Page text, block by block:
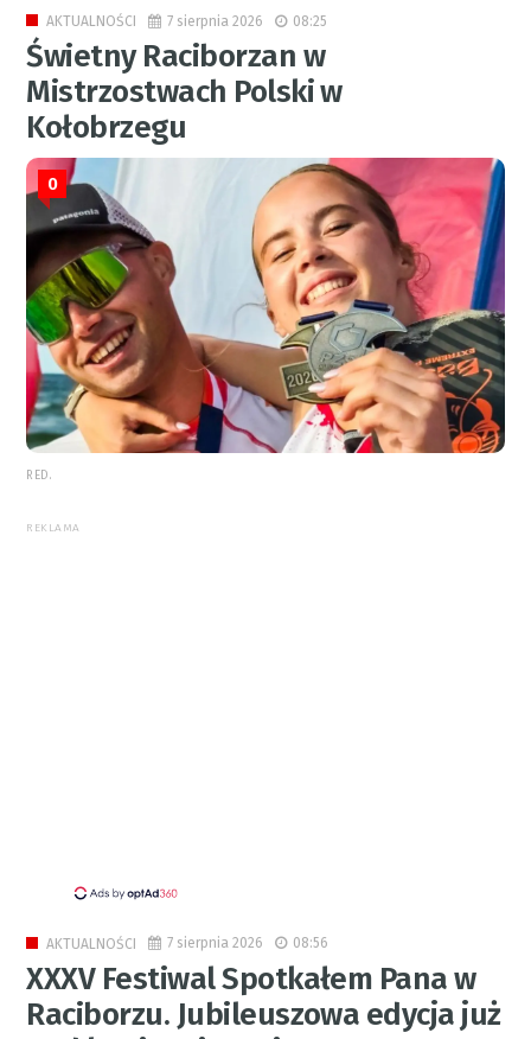
AKTUALNOŚCI 7 sierpnia 2026 08:25
Świetny Raciborzan w
Mistrzostwach Polski w
Kołobrzegu
0
RED.
REKLAMA
AKTUALNOŚCI 7 sierpnia 2026 08:56
XXXV Festiwal Spotkałem Pana w
Raciborzu. Jubileuszowa edycja już